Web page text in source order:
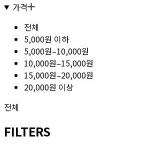
가격
전체
5,000원 이하
5,000원–10,000원
10,000원–15,000원
15,000원–20,000원
20,000원 이상
전체
FILTERS